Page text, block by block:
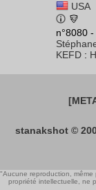
USA
n°8080
KEFD :
stanakshot ©
"Aucune reproduction,
propriété intellectuelle, ne